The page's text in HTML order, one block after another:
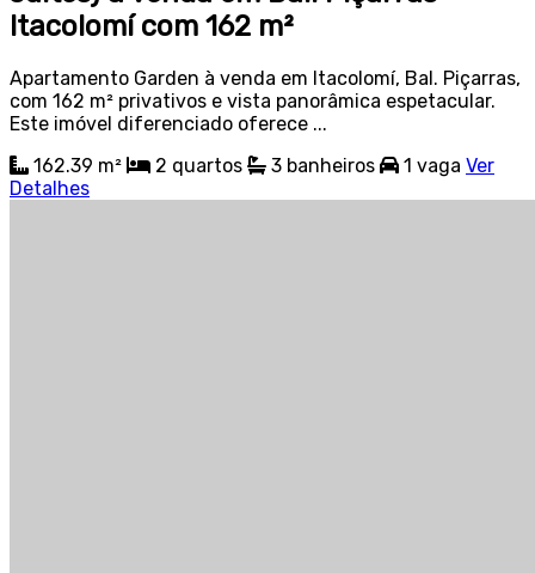
Itacolomí com 162 m²
Apartamento Garden à venda em Itacolomí, Bal. Piçarras,
com 162 m² privativos e vista panorâmica espetacular.
Este imóvel diferenciado oferece ...
162.39 m²
2 quartos 3 banheiros 1 vaga Ver
Detalhes